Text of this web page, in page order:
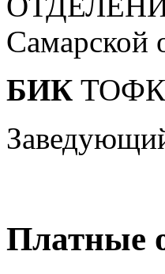
Самарской
БИК ТОФК
Платные